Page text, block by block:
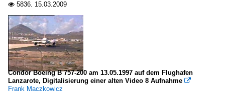
 5836. 15.03.2009
Condor Boeing B 757-200 am 13.05.1997 auf dem Flughafen
Lanzarote, Digitalisierung einer alten Video 8 Aufnahme 
Frank Maczkowicz